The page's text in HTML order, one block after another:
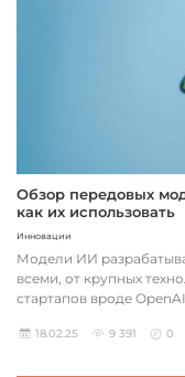
Обзор передовых
как их использовать
Инновации
Модели ИИ
всеми, от крупных
стартапов вроде
18.02.25 9 391 0